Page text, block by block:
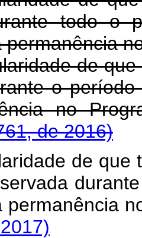
todo o
permanência
de
o
no
de 2016)
de
permanência